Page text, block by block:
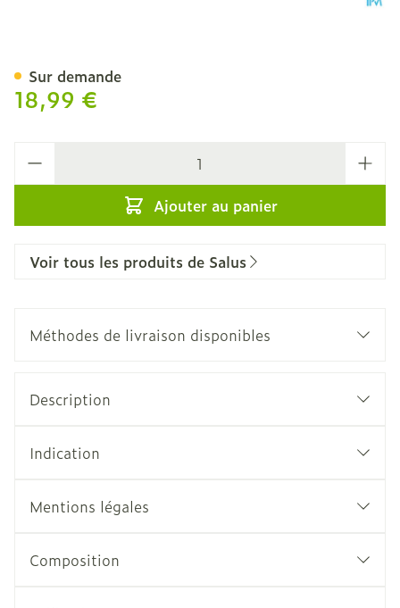
18,99 €
Ajouter au panier
Sur demande
Voir tous les produits de Salus
Méthodes de livraison disponibles
Description
Indication
Mentions légales
Composition